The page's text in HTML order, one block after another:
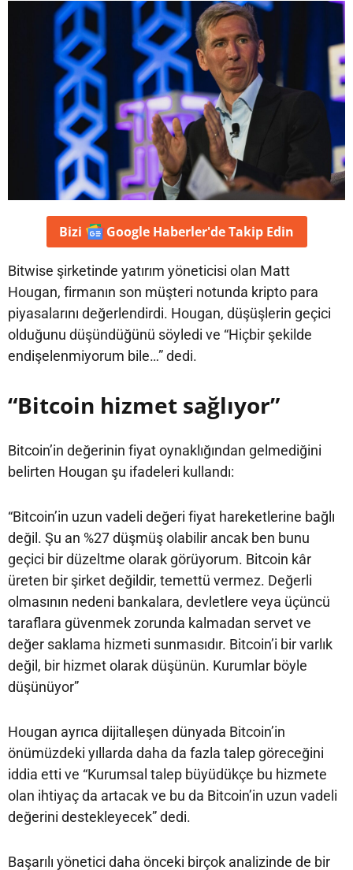
Bizi Google Haberler'deTakip Edin
Bitwise şirketinde yatırım yöneticisi olan Matt
Hougan, firmanın son müşteri notunda kripto para
piyasalarını değerlendirdi. Hougan, düşüşlerin geçici
olduğunu düşündüğünü söyledi ve “Hiçbir şekilde
endişelenmiyorum bile…” dedi.
“Bitcoin hizmet sağlıyor”
Bitcoin’in değerinin fiyat oynaklığından gelmediğini
belirten Hougan şu ifadeleri kullandı:
“Bitcoin’in uzun vadeli değeri fiyat hareketlerine bağlı
değil. Şu an %27 düşmüş olabilir ancak ben bunu
geçici bir düzeltme olarak görüyorum. Bitcoin kâr
üreten bir şirket değildir, temettü vermez. Değerli
olmasının nedeni bankalara, devletlere veya üçüncü
taraflara güvenmek zorunda kalmadan servet ve
değer saklama hizmeti sunmasıdır. Bitcoin’i bir varlık
değil, bir hizmet olarak düşünün. Kurumlar böyle
düşünüyor”
Hougan ayrıca dijitalleşen dünyada Bitcoin’in
önümüzdeki yıllarda daha da fazla talep göreceğini
iddia etti ve “Kurumsal talep büyüdükçe bu hizmete
olan ihtiyaç da artacak ve bu da Bitcoin’in uzun vadeli
değerini destekleyecek” dedi.
Başarılı yönetici daha önceki birçok analizinde de bir